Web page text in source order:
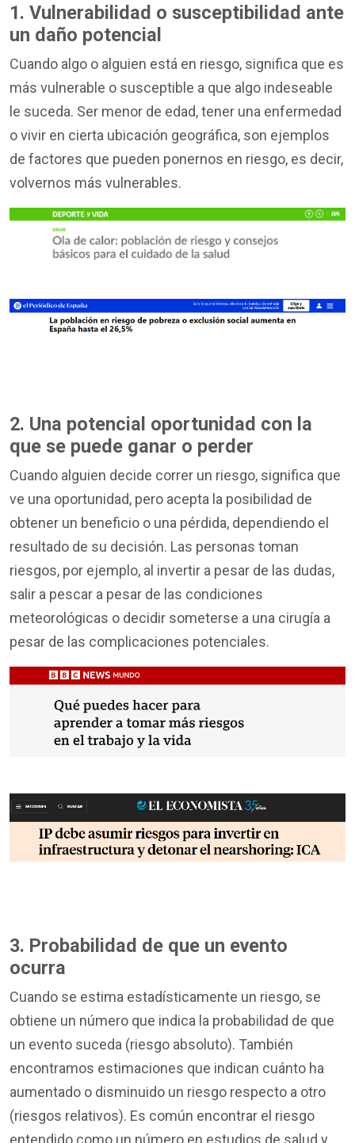
1. Vulnerabilidad o susceptibilidad ante
un daño potencial
Cuando algo o alguien está en riesgo, significa que es
más vulnerable o susceptible a que algo indeseable
le suceda. Ser menor de edad, tener una enfermedad
o vivir en cierta ubicación geográfica, son ejemplos
de factores que pueden ponernos en riesgo, es decir,
volvernos más vulnerables.
2. Una potencial oportunidad con la
que se puede ganar o perder
Cuando alguien decide correr un riesgo, significa que
ve una oportunidad, pero acepta la posibilidad de
obtener un beneficio o una pérdida, dependiendo el
resultado de su decisión. Las personas toman
riesgos, por ejemplo, al invertir a pesar de las dudas,
salir a pescar a pesar de las condiciones
meteorológicas o decidir someterse a una cirugía a
pesar de las complicaciones potenciales.
3. Probabilidad de que un evento
ocurra
Cuando se estima estadísticamente un riesgo, se
obtiene un número que indica la probabilidad de que
un evento suceda (riesgo absoluto). También
encontramos estimaciones que indican cuánto ha
aumentado o disminuido un riesgo respecto a otro
(riesgos relativos). Es común encontrar el riesgo
entendido como un número en estudios de salud y